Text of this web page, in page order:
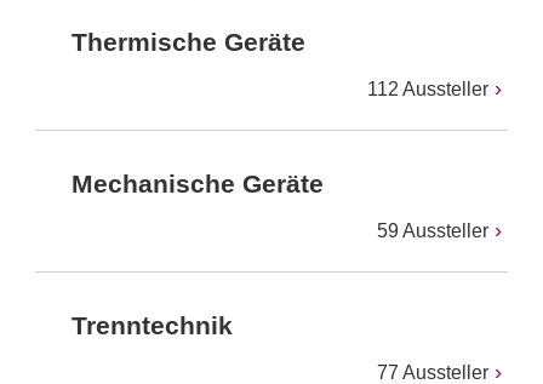
Thermische Geräte
112 Aussteller
Mechanische Geräte
59 Aussteller
Trenntechnik
77 Aussteller